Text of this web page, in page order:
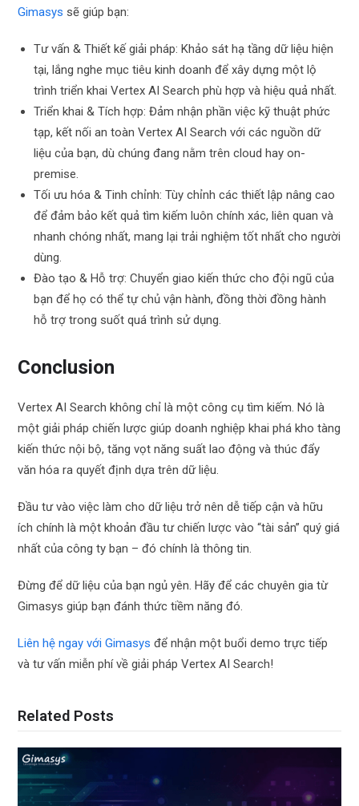
Gimasys sẽ giúp bạn:
Tư vấn & Thiết kế giải pháp: Khảo sát hạ tầng dữ liệu hiện
tại, lắng nghe mục tiêu kinh doanh để xây dựng một lộ
trình triển khai Vertex AI Search phù hợp và hiệu quả nhất.
Triển khai & Tích hợp: Đảm nhận phần việc kỹ thuật phức
tạp, kết nối an toàn Vertex AI Search với các nguồn dữ
liệu của bạn, dù chúng đang nằm trên cloud hay on-
premise.
Tối ưu hóa & Tinh chỉnh: Tùy chỉnh các thiết lập nâng cao
để đảm bảo kết quả tìm kiếm luôn chính xác, liên quan và
nhanh chóng nhất, mang lại trải nghiệm tốt nhất cho người
dùng.
Đào tạo & Hỗ trợ: Chuyển giao kiến thức cho đội ngũ của
bạn để họ có thể tự chủ vận hành, đồng thời đồng hành
hỗ trợ trong suốt quá trình sử dụng.
Conclusion
Vertex AI Search không chỉ là một công cụ tìm kiếm. Nó là
một giải pháp chiến lược giúp doanh nghiệp khai phá kho tàng
kiến thức nội bộ, tăng vọt năng suất lao động và thúc đẩy
văn hóa ra quyết định dựa trên dữ liệu.
Đầu tư vào việc làm cho dữ liệu trở nên dễ tiếp cận và hữu
ích chính là một khoản đầu tư chiến lược vào “tài sản” quý giá
nhất của công ty bạn – đó chính là thông tin.
Đừng để dữ liệu của bạn ngủ yên. Hãy để các chuyên gia từ
Gimasys giúp bạn đánh thức tiềm năng đó.
Liên hệ ngay với Gimasys để nhận một buổi demo trực tiếp
và tư vấn miễn phí về giải pháp Vertex AI Search!
Related Posts